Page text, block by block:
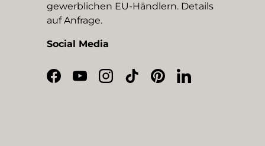
gewerblichen EU-Händlern. Details
auf Anfrage.
Social Media
Facebook
YouTubeInstagram
TikTokPinterestLinkedIn